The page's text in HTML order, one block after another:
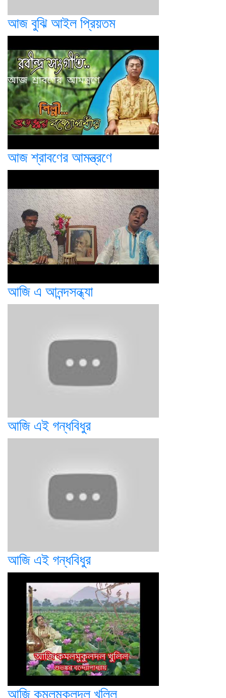
আজ বুঝি আইল প্রিয়তম
আজ শ্রাবণের আমন্ত্রণে
আজি এ আনন্দসন্ধ্যা
আজি এই গন্ধবিধুর
আজি এই গন্ধবিধুর
আজি কমলমুকুলদল খুলিল